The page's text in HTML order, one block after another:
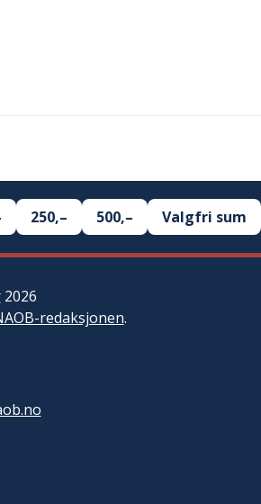
250,– 500,– Valgfri sum
2026
redaksjonen.